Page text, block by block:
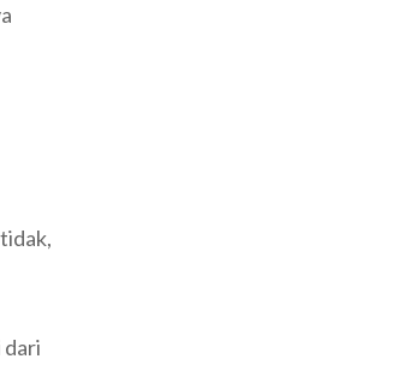
dari